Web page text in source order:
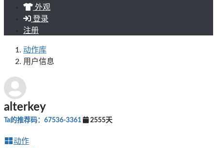
外观
登录
注册
动作库
用户信息
alterkey
Ta的推荐码：67536-3361 2555天
动作